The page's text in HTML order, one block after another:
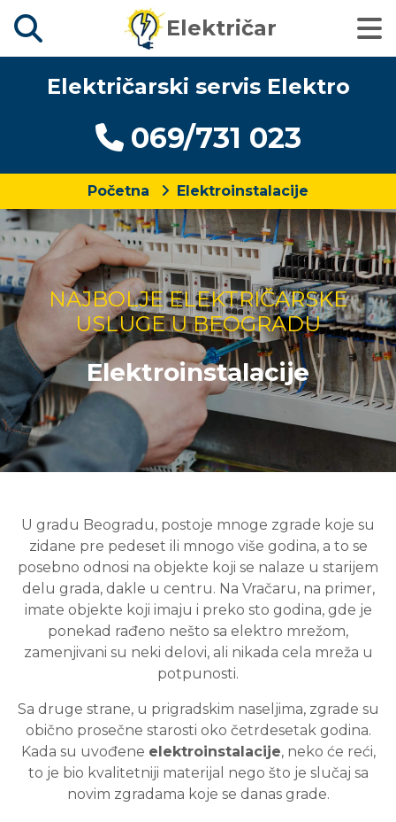
Električar
Električarski servis Elektro
069/731 023
Početna Elektroinstalacije
NAJBOLJE ELEKTRIČARSKE
USLUGE U BEOGRADU
Elektroinstalacije
U gradu Beogradu, postoje mnoge zgrade koje su
zidane pre pedeset ili mnogo više godina, a to se
posebno odnosi na objekte koji se nalaze u starijem
delu grada, dakle u centru. Na Vračaru, na primer,
imate objekte koji imaju i preko sto godina, gde je
ponekad rađeno nešto sa elektro mrežom,
zamenjivani su neki delovi, ali nikada cela mreža u
potpunosti.
Sa druge strane, u prigradskim naseljima, zgrade su
obično prosečne starosti oko četrdesetak godina.
Kada su uvođene elektroinstalacije, neko će reći,
to je bio kvalitetniji materijal nego što je slučaj sa
novim zgradama koje se danas grade.